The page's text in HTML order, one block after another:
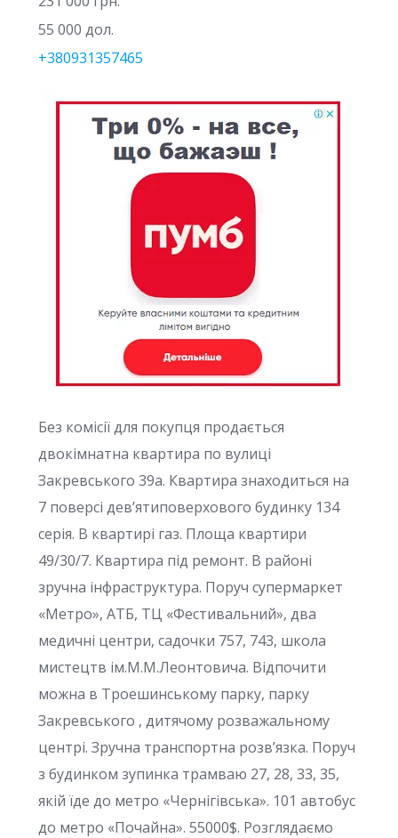
55 000 дол.
+380931357465
Без комісії для покупця продається
двокімнатна квартира по вулиці
Закревського 39а. Квартира знаходиться на
7 поверсі дев’ятиповерхового будинку 134
серія. В квартирі газ. Площа квартири
49/30/7. Квартира під ремонт. В районі
зручна інфраструктура. Поруч супермаркет
«Метро», АТБ, ТЦ «Фестивальний», два
медичні центри, садочки 757, 743, школа
мистецтв ім.М.М.Леонтовича. Відпочити
можна в Троешинському парку, парку
Закревського , дитячому розважальному
центрі. Зручна транспортна розв’язка. Поруч
з будинком зупинка трамваю 27, 28, 33, 35,
якій їде до метро «Чернігівська». 101 автобус
до метро «Почайна». 55000$. Розглядаємо